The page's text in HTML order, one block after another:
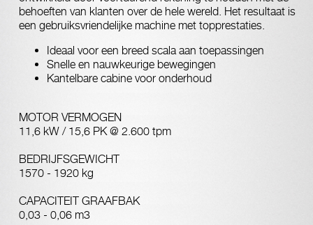
behoeften van klanten over de hele wereld. Het resultaat is
een gebruiksvriendelijke machine met topprestaties.
Ideaal voor een breed scala aan toepassingen
Snelle en nauwkeurige bewegingen
Kantelbare cabine voor onderhoud
MOTOR VERMOGEN
11,6 kW / 15,6 PK @ 2.600 tpm
BEDRIJFSGEWICHT
1570 - 1920 kg
CAPACITEIT GRAAFBAK
0,03 - 0,06 m3